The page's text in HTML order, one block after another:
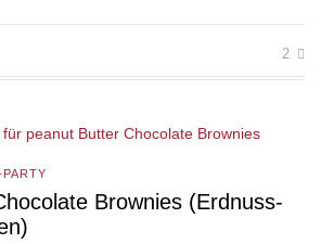
2
Brownies (Erdnuss-